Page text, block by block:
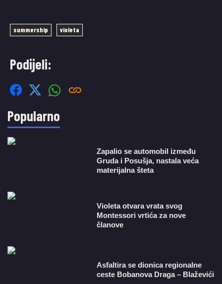
summership violeta
Podijeli:
Popularno
Zapalio se automobil između
Gruda i Posušja, nastala veća
materijalna šteta
Violeta otvara vrata svog
Montessori vrtića za nove
članove
Asfaltira se dionica regionalne
ceste Bobanova Draga – Blaževići